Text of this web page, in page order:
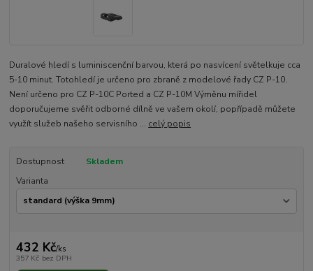
Duralové hledí s luminiscenční barvou, která po nasvícení světelkuje cca
5-10 minut. Totohledí je určeno pro zbraně z modelové řady CZ P-10.
Není určeno pro CZ P-10C Ported a CZ P-10M Výměnu mířidel
doporučujeme svěřit odborné dílně ve vašem okolí, popřípadě můžete
využít služeb našeho servisního ... celý popis
Dostupnost
Skladem
Varianta
432 Kč/ks
357 Kč bez DPH